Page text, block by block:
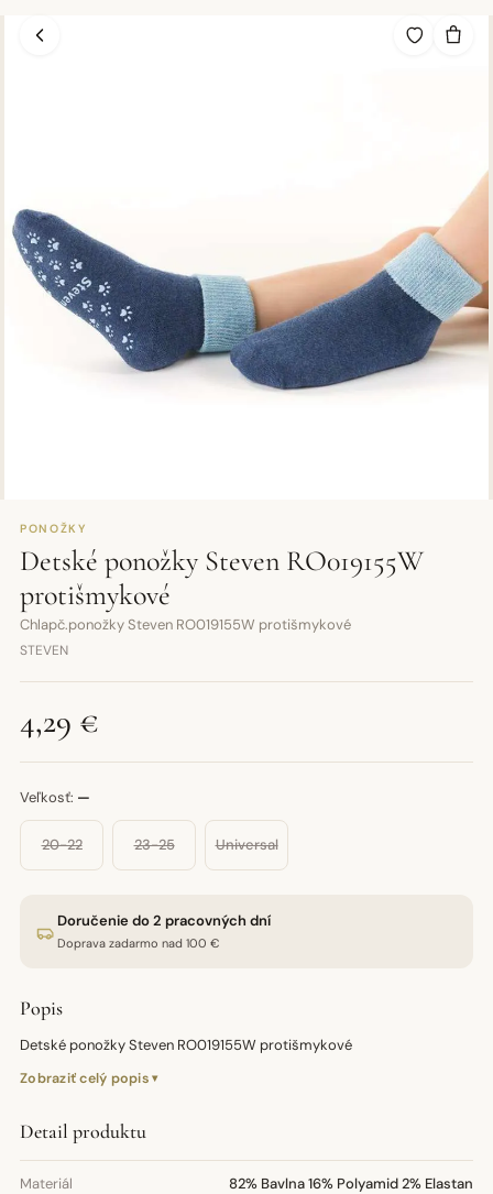
PONOŽKY
Detské ponožky Steven RO019155W
protišmykové
Chlapč.ponožky Steven RO019155W protišmykové
STEVEN
4,29 €
Veľkosť: —
20-22 23-25 Universal
Doručenie do 2 pracovných dní
Doprava zadarmo nad 100 €
Popis
Detské ponožky Steven RO019155W protišmykové
Zobraziť celý popis
Detail produktu
Materiál 82% Bavlna 16% Polyamid 2% Elastan